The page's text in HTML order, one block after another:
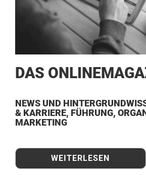
DAS
NEWS UND
& KARRIERE, FÜHRUNG,
MARKETING
WEITERLESEN